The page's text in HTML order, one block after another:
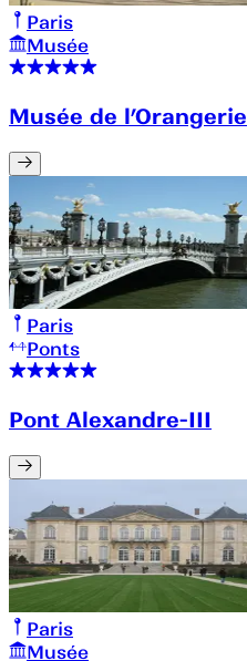
Paris
Musée
Musée de l’Orangerie
Paris
Ponts
Pont Alexandre-III
Paris
Musée